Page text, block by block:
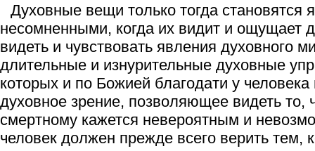
Духовные вещи только тогда становятся
несомненными, когда их видит и ощущает
видеть и чувствовать явления духовного
длительные и изнурительные духовные
которых и по Божией благодати у
духовное зрение, позволяющее видеть то,
смертному кажется невероятным и
человек должен прежде всего верить тем,